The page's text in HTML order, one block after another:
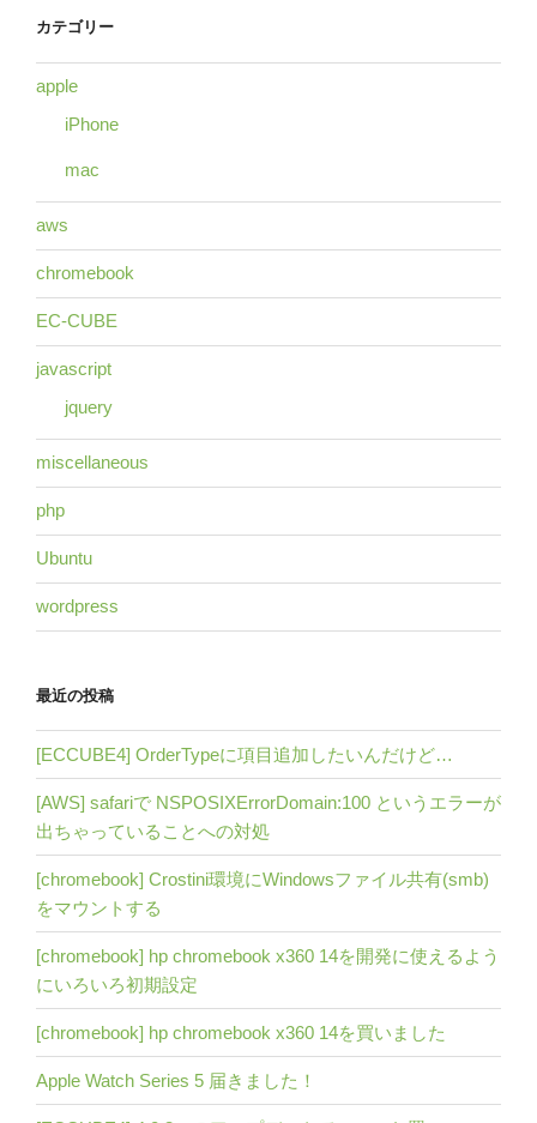
カテゴリー
apple
iPhone
mac
aws
chromebook
EC-CUBE
javascript
jquery
miscellaneous
php
Ubuntu
wordpress
最近の投稿
[ECCUBE4] OrderTypeに項目追加したいんだけど…
[AWS] safariで NSPOSIXErrorDomain:100 というエラーが
出ちゃっていることへの対処
[chromebook] Crostini環境にWindowsファイル共有(smb)
をマウントする
[chromebook] hp chromebook x360 14を開発に使えるよう
にいろいろ初期設定
[chromebook] hp chromebook x360 14を買いました
Apple Watch Series 5 届きました！